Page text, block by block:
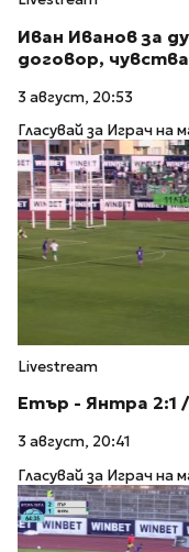
Иван Иванов за
договор,
3 август, 20:53
Гласувай за Играч
Livestream
Етър - Янтра 2:1
3 август, 20:41
Гласувай за Играч